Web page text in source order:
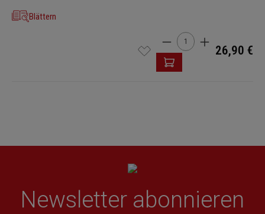
Blättern
Produkt Anzahl: Gib
26,90 €
Newsletter abonnieren